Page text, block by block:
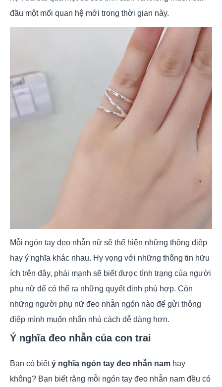
đầu một mối quan hệ mới trong thời gian này.
Mỗi ngón tay đeo nhẫn nữ sẽ thể hiện những thông điệp
hay ý nghĩa khác nhau. Hy vọng với những thông tin hữu
ích trên đây, phái mạnh sẽ biết được tình trạng của người
phụ nữ để có thể ra những quyết định phù hợp. Còn
những người phụ nữ đeo nhẫn ngón nào để gửi thông
điệp mình muốn nhắn nhủ cách dễ dàng hơn.
Ý nghĩa đeo nhẫn của con trai
Bạn có biếtý nghĩa ngón tay đeo nhẫn nam hay
không? Bạn biết rằng mỗi ngón tay đeo nhẫn nam đều có